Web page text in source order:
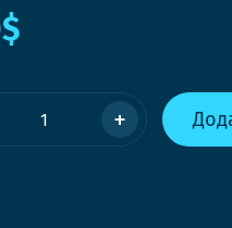
+